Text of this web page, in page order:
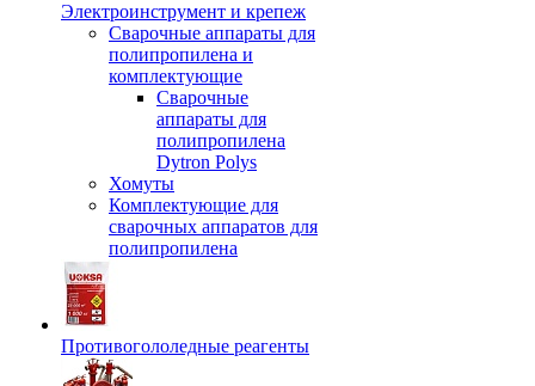
Электроинструмент и крепеж
Сварочные аппараты для
полипропилена и
комплектующие
Сварочные
аппараты для
полипропилена
Dytron Polys
Хомуты
Комплектующие для
сварочных аппаратов для
полипропилена
Противогололедные реагенты